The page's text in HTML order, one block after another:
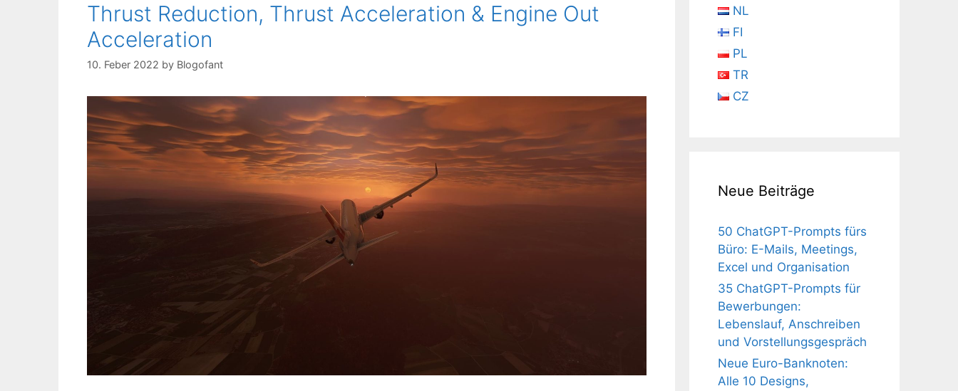
Thrust Reduction, Thrust Acceleration & Engine Out
Acceleration
10. Feber 2022 by Blogofant
NL
FI
PL
TR
CZ
Neue Beiträge
50 ChatGPT-Prompts fürs
Büro: E-Mails, Meetings,
Excel und Organisation
35 ChatGPT-Prompts für
Bewerbungen:
Lebenslauf, Anschreiben
und Vorstellungsgespräch
Neue Euro-Banknoten:
Alle 10 Designs,